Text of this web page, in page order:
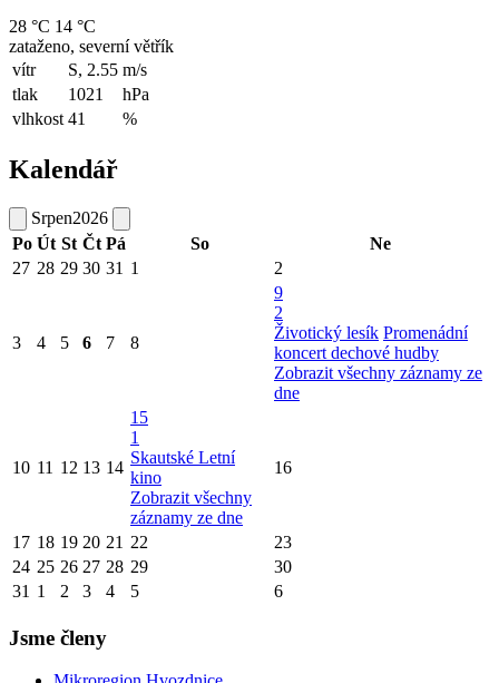
28 °C 14 °C
zataženo, severní větřík
vítr
S, 2.55 m/s
tlak
1021
hPa
vlhkost 41 %
Kalendář
Srpen2026
Po Út St Čt Pá So
Ne
27 28 29 30 31 1 2
3 4 5 6 7 8
9
2
Životický lesík Promenádní
koncert dechové hudby
Zobrazit všechny záznamy ze
dne
10 11 12 13 14
15
1
Skautské Letní
kino
Zobrazit všechny
záznamy ze dne
16
17 18 19 20 21 22
23
24 25 26 27 28 29
30
31 1 2 3 4 5 6
Jsme členy